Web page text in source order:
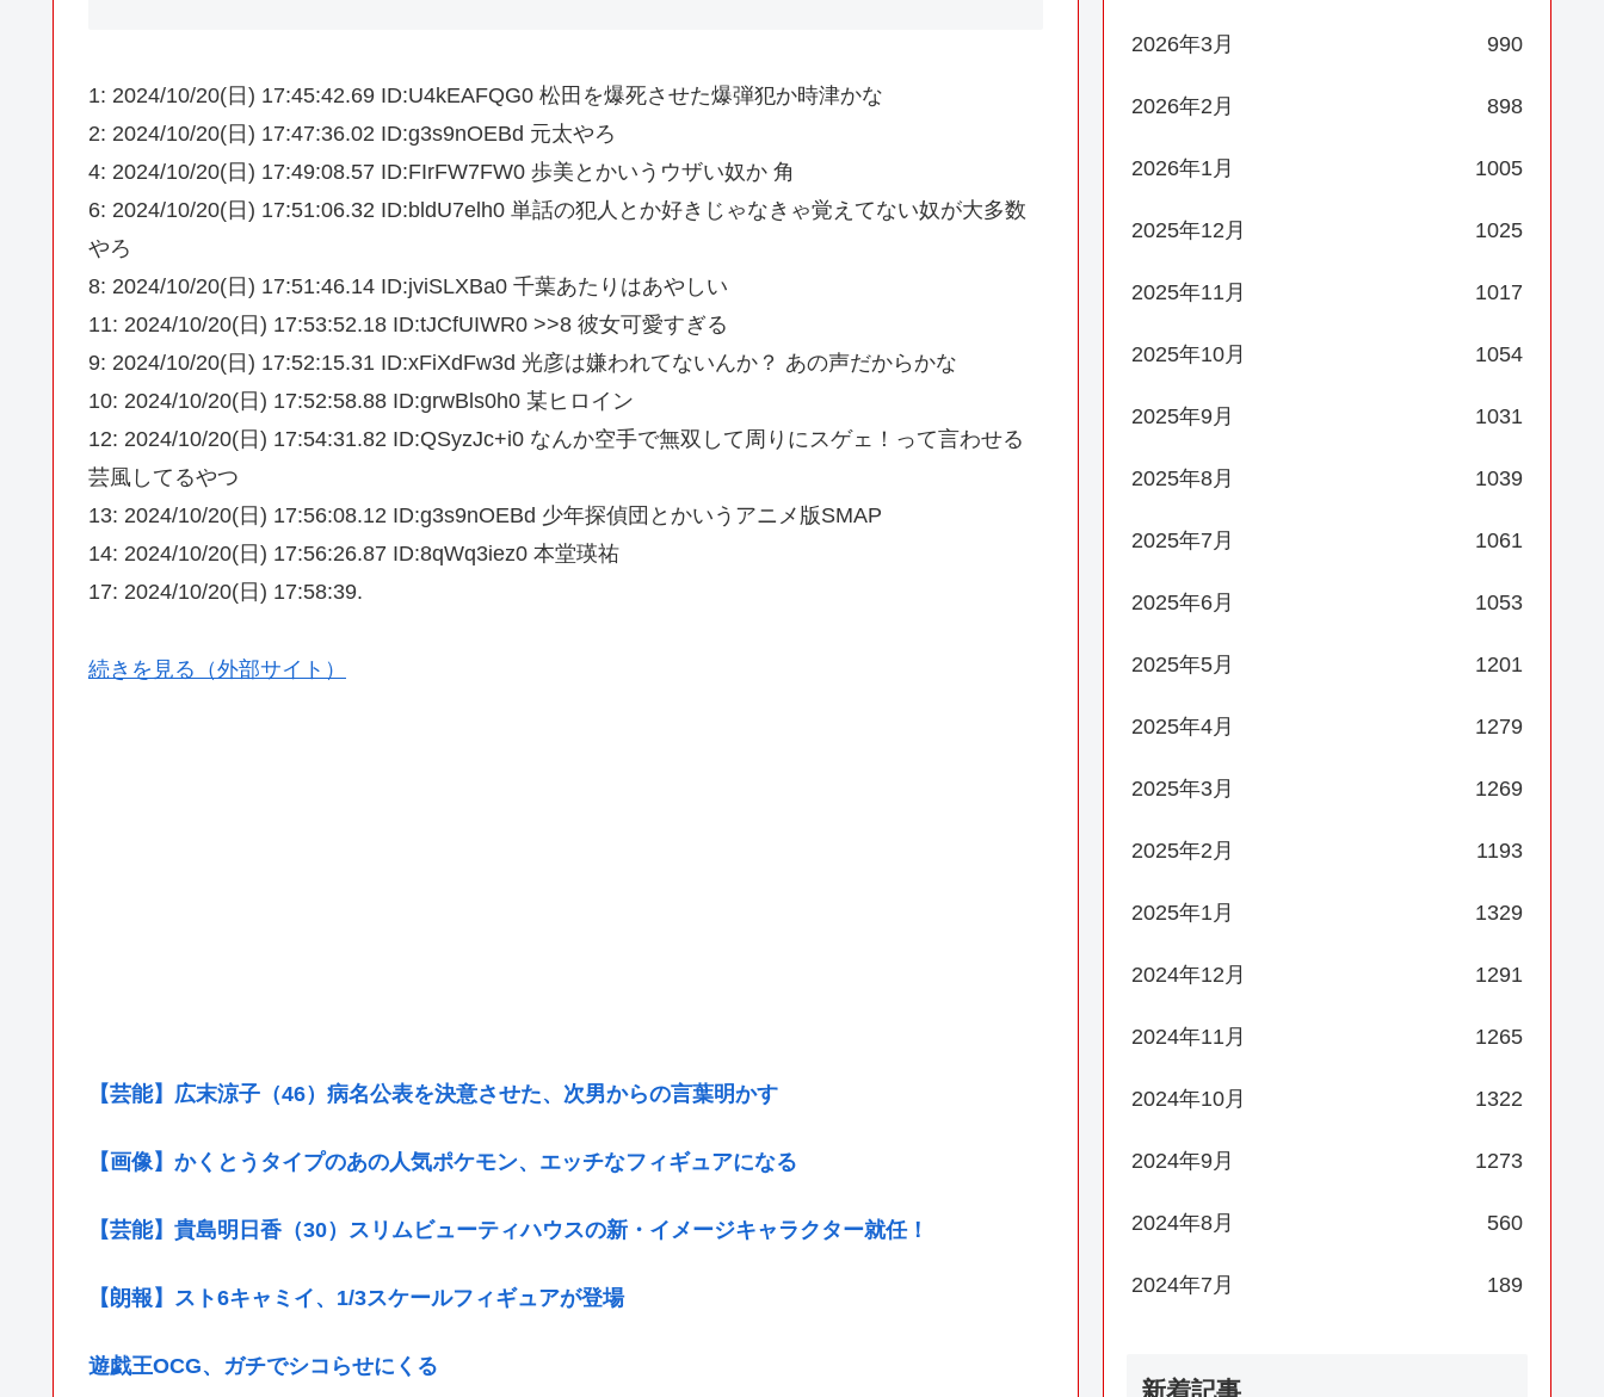
1: 2024/10/20(日) 17:45:42.69 ID:U4kEAFQG0 松田を爆死させた爆弾犯か時津かな
2: 2024/10/20(日) 17:47:36.02 ID:g3s9nOEBd 元太やろ
4: 2024/10/20(日) 17:49:08.57 ID:FIrFW7FW0 歩美とかいうウザい奴か 角
6: 2024/10/20(日) 17:51:06.32 ID:bldU7elh0 単話の犯人とか好きじゃなきゃ覚えてない奴が大多数
やろ
8: 2024/10/20(日) 17:51:46.14 ID:jviSLXBa0 千葉あたりはあやしい
11: 2024/10/20(日) 17:53:52.18 ID:tJCfUIWR0 >>8 彼女可愛すぎる
9: 2024/10/20(日) 17:52:15.31 ID:xFiXdFw3d 光彦は嫌われてないんか？ あの声だからかな
10: 2024/10/20(日) 17:52:58.88 ID:grwBls0h0 某ヒロイン
12: 2024/10/20(日) 17:54:31.82 ID:QSyzJc+i0 なんか空手で無双して周りにスゲェ！って言わせる
芸風してるやつ
13: 2024/10/20(日) 17:56:08.12 ID:g3s9nOEBd 少年探偵団とかいうアニメ版SMAP
14: 2024/10/20(日) 17:56:26.87 ID:8qWq3iez0 本堂瑛祐
17: 2024/10/20(日) 17:58:39.
続きを見る（外部サイト）
【芸能】広末涼子（46）病名公表を決意させた、次男からの言葉明かす
【画像】かくとうタイプのあの人気ポケモン、エッチなフィギュアになる
【芸能】貴島明日香（30）スリムビューティハウスの新・イメージキャラクター就任！
【朗報】スト6キャミイ、1/3スケールフィギュアが登場
遊戯王OCG、ガチでシコらせにくる
2026年3月 990
2026年2月 898
2026年1月 1005
2025年12月 1025
2025年11月 1017
2025年10月 1054
2025年9月 1031
2025年8月 1039
2025年7月 1061
2025年6月 1053
2025年5月 1201
2025年4月 1279
2025年3月 1269
2025年2月 1193
2025年1月 1329
2024年12月 1291
2024年11月 1265
2024年10月 1322
2024年9月 1273
2024年8月 560
2024年7月 189
新着記事